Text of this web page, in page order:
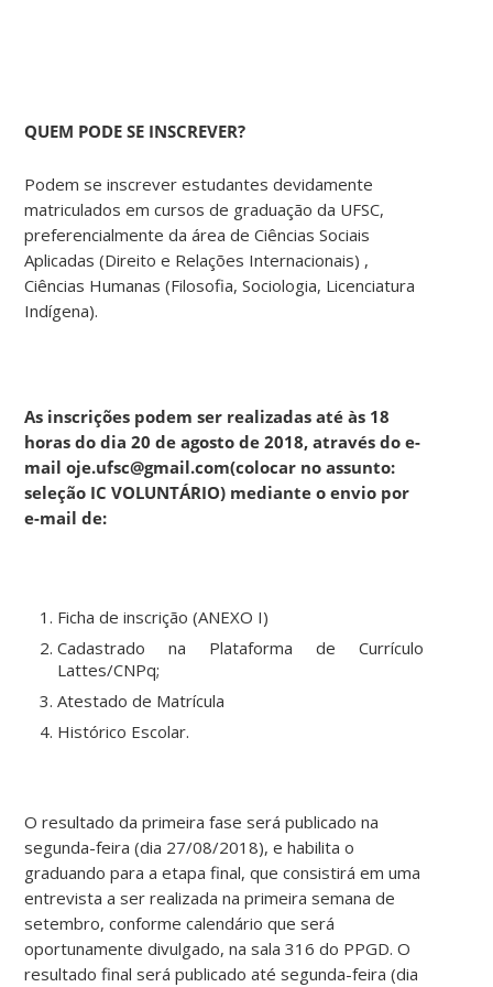
QUEM PODE SE INSCREVER?
Podem se inscrever estudantes devidamente
matriculados em cursos de graduação da UFSC,
preferencialmente da área de Ciências Sociais
Aplicadas (Direito e Relações Internacionais) ,
Ciências Humanas (Filosofia, Sociologia, Licenciatura
Indígena).
As inscrições podem ser realizadas até às 18
horas do dia 20 de agosto de 2018, através do e-
mailoje.ufsc@gmail.com(colocar no assunto:
seleção IC VOLUNTÁRIO) mediante o envio por
e-mail de:
Ficha de inscrição (ANEXO I)
Cadastrado na Plataforma de Currículo
Lattes/CNPq;
Atestado de Matrícula
Histórico Escolar.
O resultado da primeira fase será publicado na
segunda-feira (dia 27/08/2018), e habilita o
graduando para a etapa final, que consistirá em uma
entrevista a ser realizada na primeira semana de
setembro, conforme calendário que será
oportunamente divulgado, na sala 316 do PPGD. O
resultado final será publicado até segunda-feira (dia